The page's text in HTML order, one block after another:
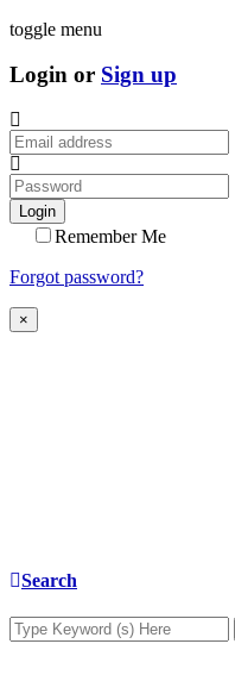
toggle menu
Login or Sign up
Login
Remember Me
Forgot password?
×
Search